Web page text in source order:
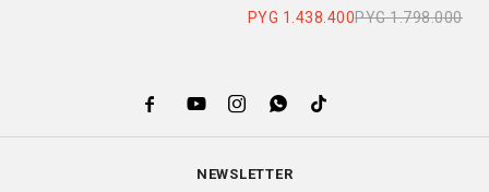
PYG 1.438.400PYG 1.798.000
    
NEWSLETTER